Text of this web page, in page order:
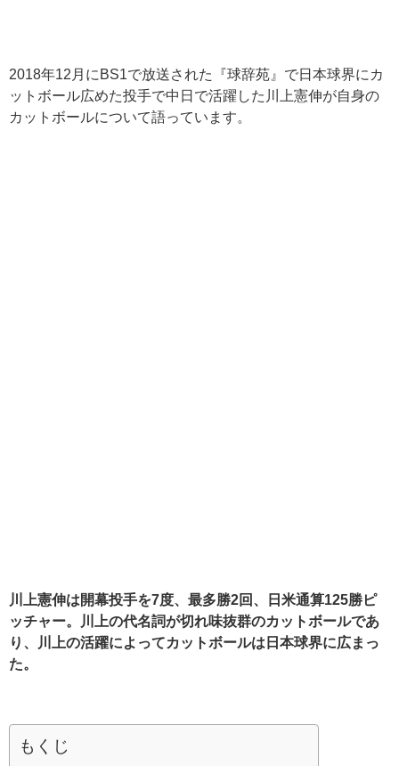
2018年12月にBS1で放送された『球辞苑』で日本球界にカ
ットボール広めた投手で中日で活躍した川上憲伸が自身の
カットボールについて語っています。
川上憲伸は開幕投手を7度、最多勝2 回、日米通算125勝ピ
ッチャー。川上の代名詞が切れ味抜群のカットボールであ
り、川上の活躍によってカットボールは日本球界に広まっ
た。
もくじ